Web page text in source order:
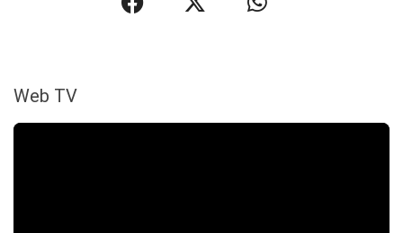
Web TV